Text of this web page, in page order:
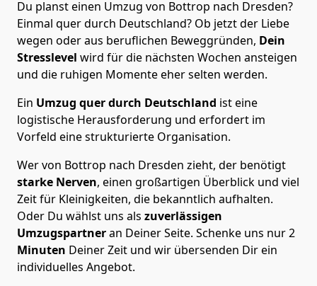
Du planst einen Umzug von Bottrop nach Dresden?
Einmal quer durch Deutschland? Ob jetzt der Liebe
wegen oder aus beruflichen Beweggründen, Dein
Stresslevel wird für die nächsten Wochen ansteigen
und die ruhigen Momente eher selten werden.
Ein Umzug quer durch Deutschland ist eine
logistische Herausforderung und erfordert im
Vorfeld eine strukturierte Organisation.
Wer von Bottrop nach Dresden zieht, der benötigt
starke Nerven, einen großartigen Überblick und viel
Zeit für Kleinigkeiten, die bekanntlich aufhalten.
Oder Du wählst uns als zuverlässigen
Umzugspartneran Deiner Seite. Schenke uns nur2
Minuten Deiner Zeit und wir übersenden Dir ein
individuelles Angebot.